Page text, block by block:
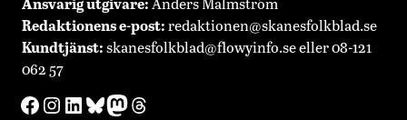
Redaktionense-post:redaktionen@skanesfolkblad.se
Kundtjänst:skanesfolkblad@flowyinfo.seeller 08-121
062 57
Facebook
Instagram
LinkedIn
Bluesky
Mastodon
Threads